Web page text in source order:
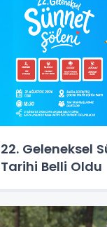
22. Geleneksel
Tarihi Belli Oldu